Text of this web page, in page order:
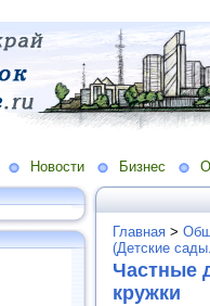
Новости Бизнес
Главная >
(Детские
Частные
кружки